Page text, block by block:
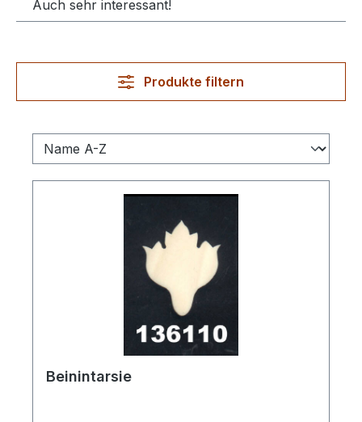
Auch sehr interessant!
Produkte filtern
Beinintarsie